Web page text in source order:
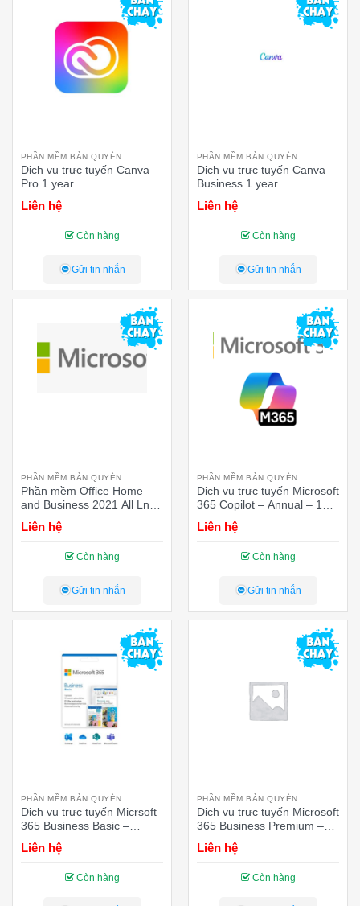
PHẦN MỀM BẢN QUYÈN
Dịch vụ trực tuyến Canva
Pro 1 year
Liên hệ
Còn hàng
Gửi tin nhắn
PHẦN MỀM BẢN QUYÈN
Dịch vụ trực tuyến Canva
Business 1 year
Liên hệ
Còn hàng
Gửi tin nhắn
PHẦN MỀM BẢN QUYÈN
Phần mềm Office Home
and Business 2021 All Lng
DwnLd NR -T5D-03483 (
được cho máy Window và
Liên hệ
Còn hàng
Gửi tin nhắn
PHẦN MỀM BẢN QUYÈN
Dịch vụ trực tuyến Microsoft
365 Copilot – Annual – 12
Liên hệ
Còn hàng
Gửi tin nhắn
PHẦN MỀM BẢN QUYÈN
Dịch vụ trực tuyến Micrsoft
365 Business Basic –
Liên hệ
Còn hàng
PHẦN MỀM BẢN QUYÈN
Dịch vụ trực tuyến Microsoft
365 Business Premium –
Liên hệ
Còn hàng